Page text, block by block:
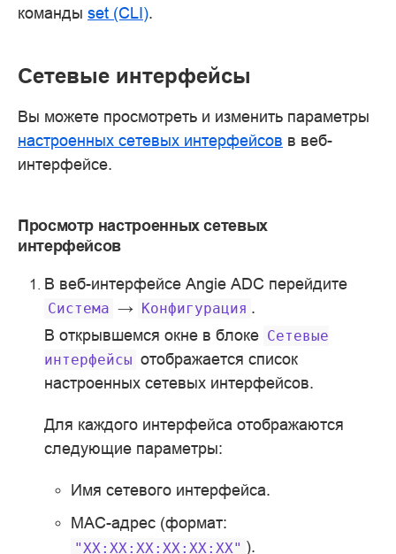
команды set (CLI).
Сетевые интерфейсы
Вы можете просмотреть и изменить параметры
настроенных сетевых интерфейсов в веб-
интерфейсе.
Просмотр настроенных сетевых
интерфейсов
В веб-интерфейсе Angie ADC перейдите
Система → Конфигурация .
В открывшемся окне в блоке Сетевые
интерфейсы отображается список
настроенных сетевых интерфейсов.
Для каждого интерфейса отображаются
следующие параметры:
Имя сетевого интерфейса.
MAC-адрес (формат:
"XX:XX:XX:XX:XX:XX" ).